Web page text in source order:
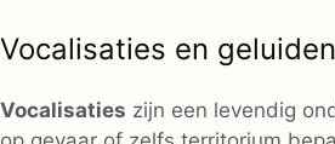
Vocalisaties en geluiden
Vocalisaties zijn een levendig